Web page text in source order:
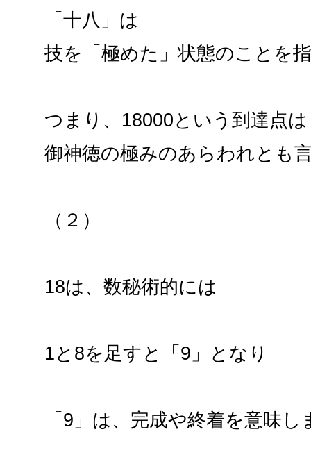
「十八」は
技を「極めた」状態のことを
つまり、18000という到達点は
御神徳の極みのあらわれとも
（２）
18は、数秘術的には
1と8を足すと「9」となり
「9」は、完成や終着を意味し